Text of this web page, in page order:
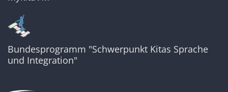
Bundesprogramm "Schwerpunkt Kitas Sprache
und Integration"